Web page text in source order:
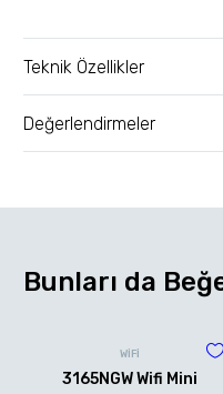
Teknik Özellikler
Değerlendirmeler
Bunları da
WİFİ
3165NGW Wifi Mini